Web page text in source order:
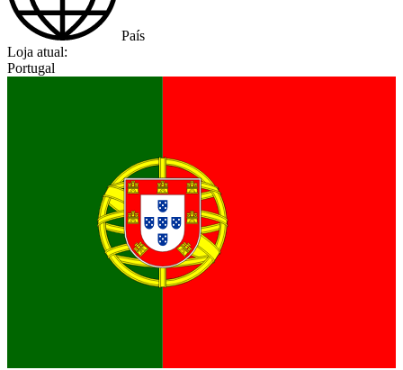
País
Loja atual:
Portugal